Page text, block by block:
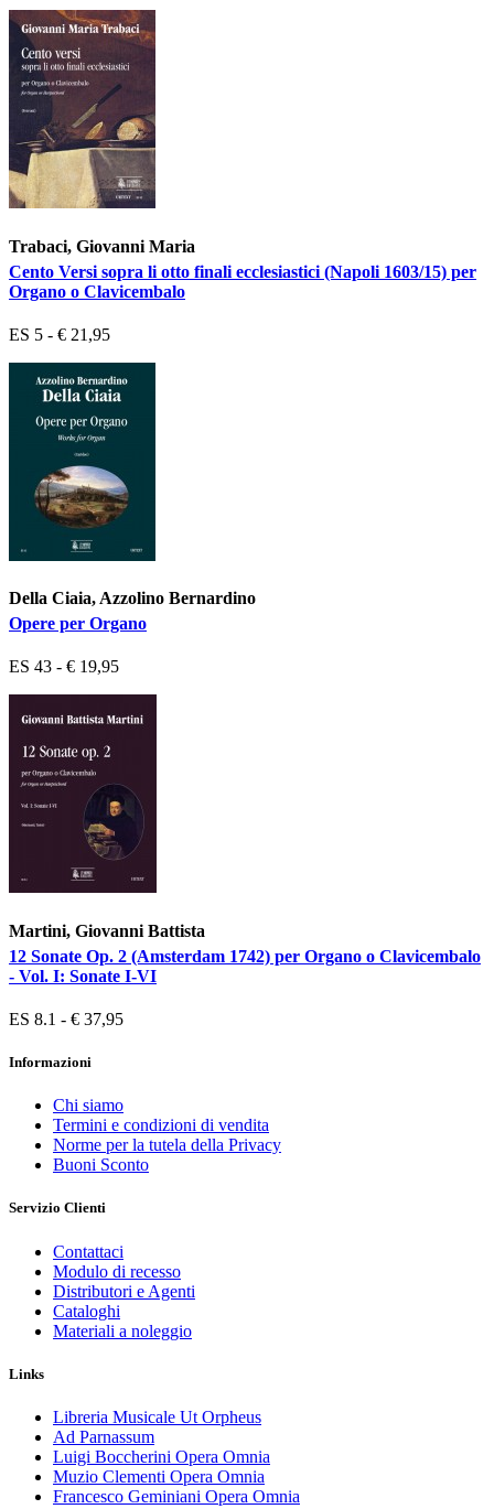
Trabaci, Giovanni Maria
Cento Versi sopra li otto finali ecclesiastici (Napoli 1603/15) per
Organo o Clavicembalo
ES 5 - € 21,95
Della Ciaia, Azzolino Bernardino
Opere per Organo
ES 43 - € 19,95
Martini, Giovanni Battista
12 Sonate Op. 2 (Amsterdam 1742) per Organo o Clavicembalo
- Vol. I: Sonate I-VI
ES 8.1 - € 37,95
Informazioni
Chi siamo
Termini e condizioni di vendita
Norme per la tutela della Privacy
Buoni Sconto
Servizio Clienti
Contattaci
Modulo di recesso
Distributori e Agenti
Cataloghi
Materiali a noleggio
Links
Libreria Musicale Ut Orpheus
Ad Parnassum
Luigi Boccherini Opera Omnia
Muzio Clementi Opera Omnia
Francesco Geminiani Opera Omnia